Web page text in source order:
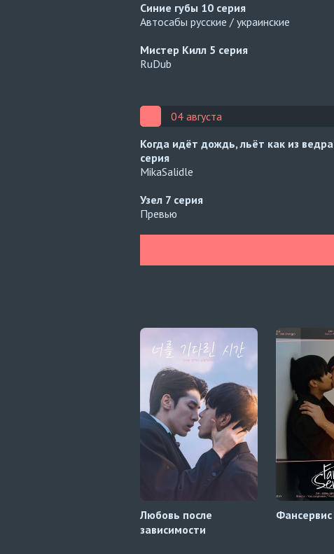
Синие губы 10 серия
Автосабы русские / украинские
Мистер Килл 5 серия
RuDub
04 августа
Когда идёт дождь, льёт как из ведра
серия
MikaSalidle
Узел 7 серия
Превью
Любовь после
зависимости
Фансервис